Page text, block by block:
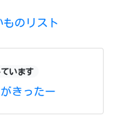
のリスト
います
きったー